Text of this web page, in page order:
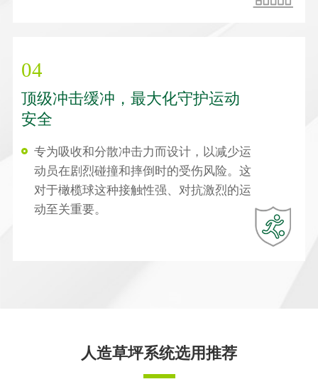
04
顶级冲击缓冲，最大化守护运动
安全
专为吸收和分散冲击力而设计，以减少运
动员在剧烈碰撞和摔倒时的受伤风险。这
对于橄榄球这种接触性强、对抗激烈的运
动至关重要。
人造草坪系统选用推荐